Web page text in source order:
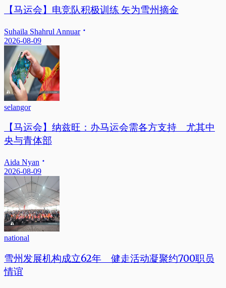
【马运会】电竞队积极训练 矢为雪州摘金
Suhaila Shahrul Annuar
2026-08-09
selangor
【马运会】纳兹旺：办马运会需各方支持 尤其中
央与青体部
Aida Nyan
2026-08-09
national
雪州发展机构成立62年 健走活动凝聚约700职员
情谊